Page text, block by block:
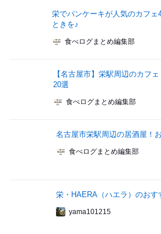
栄でパンケーキが人気のカフェ
ときを♪
食べログまとめ編集部
【名古屋市】栄駅周辺のカフ
20選
食べログまとめ編集部
名古屋市栄駅周辺の居酒屋！
食べログまとめ編集部
栄・HAERA（ハエラ）のお
yama101215